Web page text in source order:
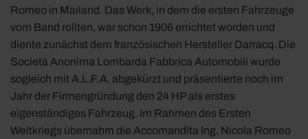
Romeo in Mailand. Das Werk, in dem die ersten Fahrzeuge
vom Band rollten, war schon 1906 errichtet worden und
diente zunächst dem französischen Hersteller Darracq. Die
Società Anonima Lombarda Fabbrica Automobili wurde
sogleich mit A.L.F.A. abgekürzt und präsentierte noch im
Jahr der Firmengründung den 24 HP als erstes
eigenständiges Fahrzeug. Im Rahmen des Ersten
Weltkriegs übernahm die Accomandita Ing. Nicola Romeo